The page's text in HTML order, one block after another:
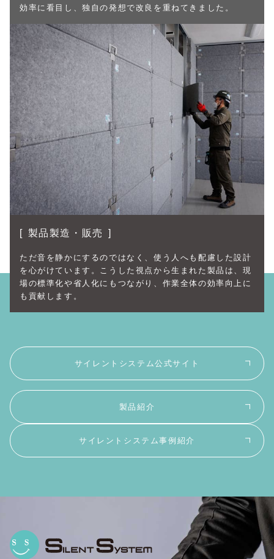
効率に看目し、独自の発想で改良を重ねてきました。
製品製造・販売
ただ音を静かにするのではなく、使う人へも配慮した設計
を心がけています。こうした視点から生まれた製品は、現
場の標準化や省人化にもつながり、作業全体の効率向上に
も貢献します。
サイレントシステム公式サイト
製品紹介
サイレントシステム事例紹介